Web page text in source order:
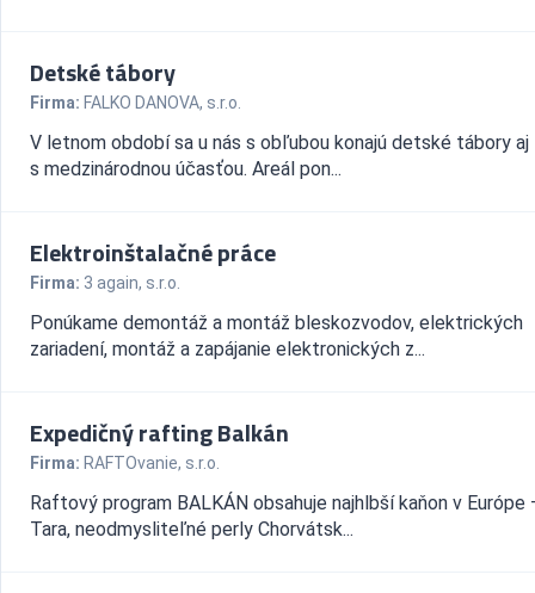
Detské tábory
Firma: FALKO DANOVA, s.r.o.
V letnom období sa u nás s obľubou konajú detské tábory
s medzinárodnou účasťou. Areál pon...
Elektroinštalačné práce
Firma: 3 again, s.r.o.
Ponúkame demontáž a montáž bleskozvodov, elektrických
zariadení, montáž a zapájanie elektronických z...
Expedičný rafting Balkán
Firma: RAFTOvanie, s.r.o.
Raftový program BALKÁN obsahuje najhlbší kaňon v Európe
Tara, neodmysliteľné perly Chorvátsk...